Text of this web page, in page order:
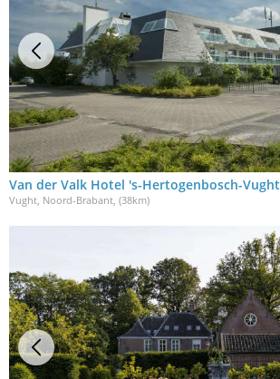
Van der Valk Hotel 's-Hertogenbosch-Vught
Vught, Noord-Brabant, (38km)